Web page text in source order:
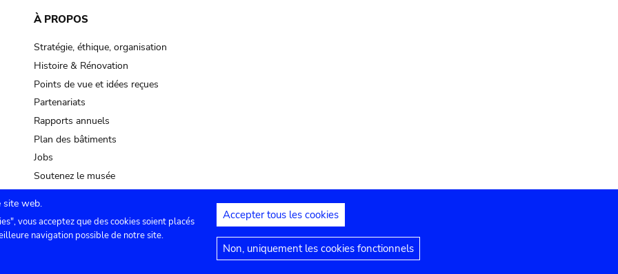
À PROPOS
Stratégie, éthique, organisation
Histoire & Rénovation
Points de vue et idées reçues
Partenariats
Rapports annuels
Plan des bâtiments
Jobs
Soutenez le musée
Contact Paramètres de confidentialité Mentions juridiques Déclaration d'accessibilité
site web.
vous acceptez que des cookies soient placés
navigation possible de notre site.
Accepter tous les cookies
Non, uniquement les cookies fonctionnels